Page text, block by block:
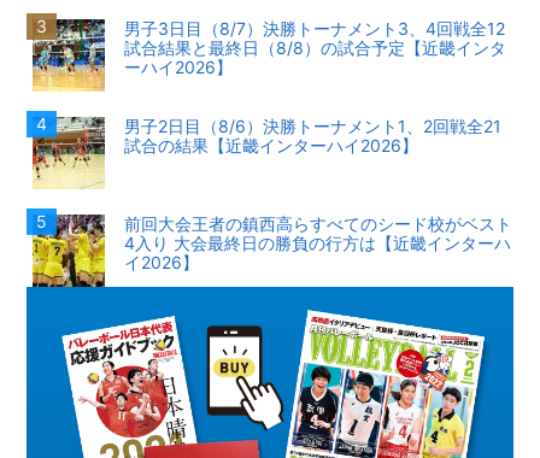
男子3日目（8/7）決勝トーナメント3、4回戦全12
試合結果と最終日（8/8）の試合予定【近畿インタ
ーハイ2026】
男子2日目（8/6）決勝トーナメント1、2回戦全21
試合の結果【近畿インターハイ2026】
前回大会王者の鎮西高らすべてのシード校がベスト
4入り 大会最終日の勝負の行方は【近畿インターハ
イ2026】